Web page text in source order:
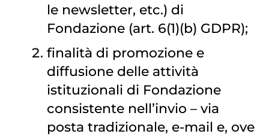
le newsletter, etc.) di
Fondazione (art. 6(1)(b) GDPR);
finalità di promozione e
diffusione delle attività
istituzionali di Fondazione
consistente nell’invio – via
posta tradizionale, e-mail e, ove